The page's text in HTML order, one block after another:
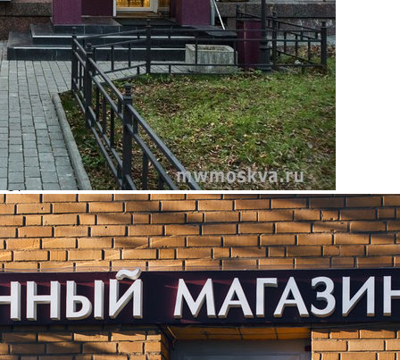
Название:
WineStyle
Компания создана в стране
Россия
Основной вид деятельности
Вино и алкогольные напитки
Ценовая категория
Средний, Выше среднего, Люкс / ПремиумИзменить
Компания основана
2006
Количество объектов в мире
14
Количество объектов в России
14
Представлены в регионах
Москва,Санкт-Петербург,Архангельск,Брянск,Великий
Новгород,Владимир,Волгоград,Вологда,Воронеж,
Екатеринбург,Иваново Липецк,Мурманск,Нижний
Новгород ,Новосибирск Пенза, Пермь, Ростов-на-Дону ,
Рязань
,Самара, Тамбов Тверь,Тольятти,Тула ,Уфа,
Челябинск,Ярославль
Показать все
Изменить